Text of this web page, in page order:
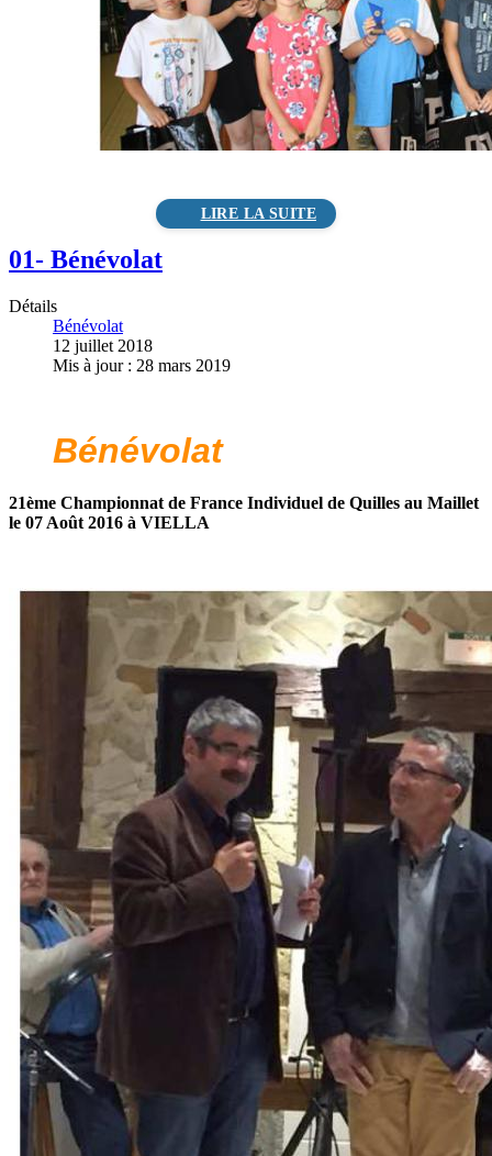
01- Bénévolat
Détails
Bénévolat
12 juillet 2018
Mis à jour : 28 mars 2019
Bénévolat
21ème Championnat de France Individuel de Quilles au Maillet
le 07 Août 2016 à VIELLA